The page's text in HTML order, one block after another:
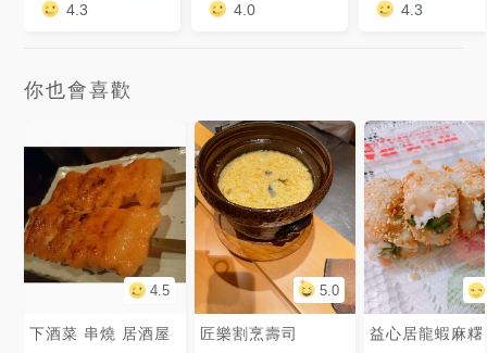
4.3 4.0 4.3
你也會喜歡
4.5
下酒菜 串燒 居酒屋
5.0
匠樂割烹壽司 益心居龍蝦麻糬